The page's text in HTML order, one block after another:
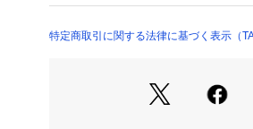
コンプリントを使用しています。
キストを表現しています。
ゅう糸: ポリエステル100％
商品番号：1095800004839 （モール）
特定商取引に関する法律に基づく表示（